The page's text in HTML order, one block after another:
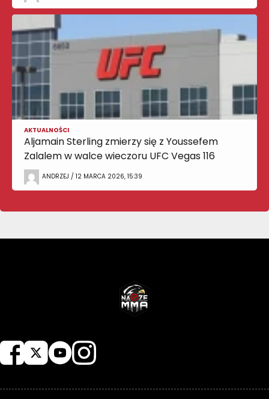
AKTUALNOŚCI
Aljamain Sterling zmierzy się z Youssefem
Zalalem w walce wieczoru UFC Vegas 116
ANDRZEJ / 12 MARCA 2026, 15:39